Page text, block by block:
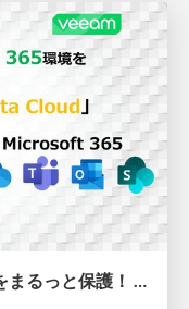
Entra ID含めMicrosoft 365環境をまるっと保護！ 今すぐ始める「Veeam Data Cloud」